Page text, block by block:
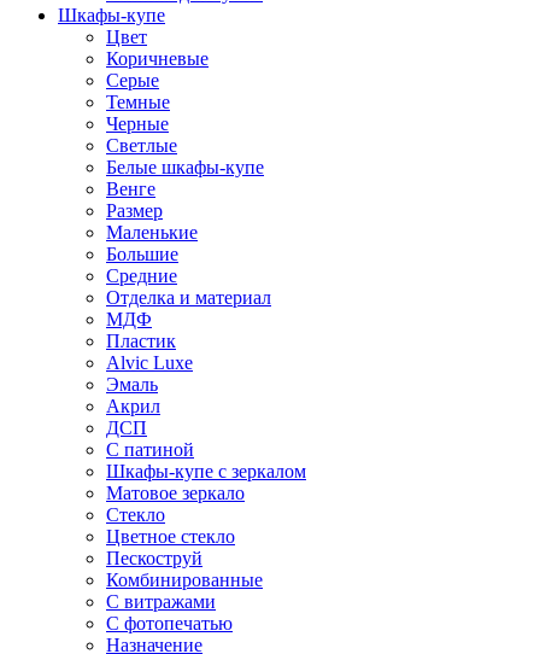
Шкафы-купе
Цвет
Коричневые
Серые
Темные
Черные
Светлые
Белые шкафы-купе
Венге
Размер
Маленькие
Большие
Средние
Отделка и материал
МДФ
Пластик
Alvic Luxe
Эмаль
Акрил
ДСП
С патиной
Шкафы-купе с зеркалом
Матовое зеркало
Стекло
Цветное стекло
Пескоструй
Комбинированные
С витражами
С фотопечатью
Назначение